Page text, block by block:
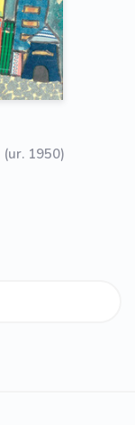
(ur. 1950)